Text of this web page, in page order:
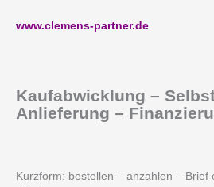
www.clemens-partner.de
Kaufabwicklung –
Anlieferung –
Kurzform: bestellen – anzahlen –